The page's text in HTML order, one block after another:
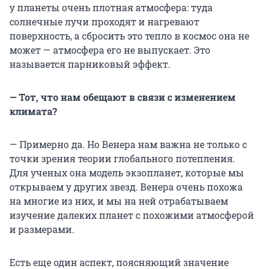
у планеты очень плотная атмосфера: туда
солнечные лучи проходят и нагревают
поверхность, а сбросить это тепло в космос она не
может — атмосфера его не выпускает. Это
называется парниковый эффект.
— Тот, что нам обещают в связи с изменением
климата?
— Примерно да. Но Венера нам важна не только с
точки зрения теории глобального потепления.
Для ученых она модель экзопланет, которые мы
открываем у других звезд. Венера очень похожа
на многие из них, и мы на ней отрабатываем
изучение далеких планет с похожими атмосферой
и размерами.
Есть еще один аспект, поясняющий значение